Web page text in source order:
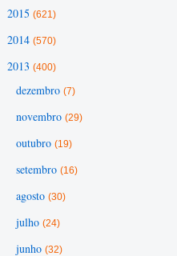
2015 (621)
2014 (570)
2013 (400)
dezembro (7)
novembro (29)
outubro (19)
setembro (16)
agosto (30)
julho (24)
junho (32)